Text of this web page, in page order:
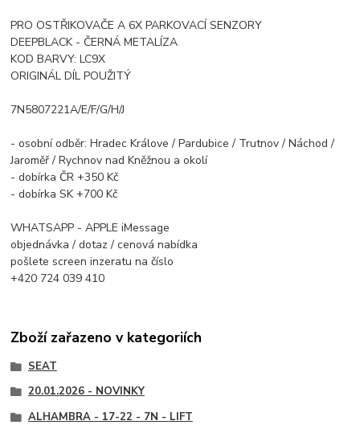
PRO OSTŘIKOVAČE A 6X PARKOVACÍ SENZORY
DEEPBLACK - ČERNÁ METALÍZA
KOD BARVY: LC9X
ORIGINÁL DÍL POUŽITÝ
7N5807221A/E/F/G/H/J
- osobní odběr: Hradec Králove / Pardubice / Trutnov / Náchod /
Jaroměř / Rychnov nad Kněžnou a okolí
- dobírka ČR +350 Kč
- dobírka SK +700 Kč
WHATSAPP - APPLE iMessage
objednávka / dotaz / cenová nabídka
pošlete screen inzeratu na číslo
+420 724 039 410
Zboží zařazeno v kategoriích
SEAT
20.01.2026 - NOVINKY
ALHAMBRA - 17-22 - 7N - LIFT